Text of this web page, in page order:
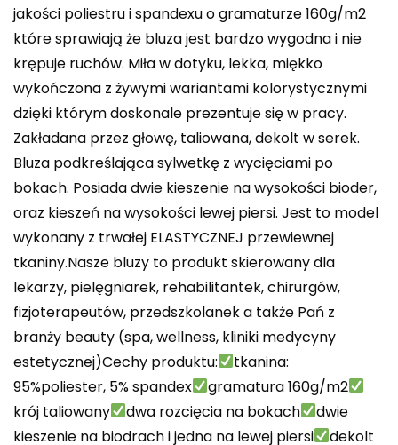
jakości poliestru i spandexu o gramaturze 160g/m2
które sprawiają że bluza jest bardzo wygodna i nie
krępuje ruchów. Miła w dotyku, lekka, miękko
wykończona z żywymi wariantami kolorystycznymi
dzięki którym doskonale prezentuje się w pracy.
Zakładana przez głowę, taliowana, dekolt w serek.
Bluza podkreślająca sylwetkę z wycięciami po
bokach. Posiada dwie kieszenie na wysokości bioder,
oraz kieszeń na wysokości lewej piersi. Jest to model
wykonany z trwałej ELASTYCZNEJ przewiewnej
tkaniny.Nasze bluzy to produkt skierowany dla
lekarzy, pielęgniarek, rehabilitantek, chirurgów,
fizjoterapeutów, przedszkolanek a także Pań z
branży beauty (spa, wellness, kliniki medycyny
estetycznej)Cechy produktu:
tkanina:
95%poliester, 5% spandex
gramatura 160g/m2
krój taliowany
dwa rozcięcia na bokach
dwie
kieszenie na biodrach i jedna na lewej piersi
dekolt